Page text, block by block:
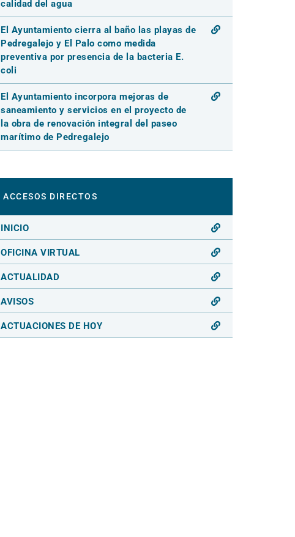
calidad del agua
El Ayuntamiento cierra al baño las playas de
Pedregalejo y El Palo como medida
preventiva por presencia de la bacteria E.
coli
El Ayuntamiento incorpora mejoras de
saneamiento y servicios en el proyecto de
la obra de renovación integral del paseo
marítimo de Pedregalejo
ACCESOS DIRECTOS
INICIO
OFICINA VIRTUAL
ACTUALIDAD
AVISOS
ACTUACIONES DE HOY